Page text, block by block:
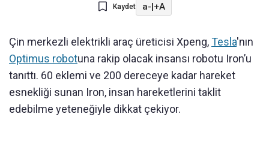
Kaydet a-|+A
Çin merkezli elektrikli araç üreticisi Xpeng,Tesla'nın
Optimus robotuna rakip olacak insansı robotu Iron’u
tanıttı. 60 eklemi ve 200 dereceye kadar hareket
esnekliği sunan Iron, insan hareketlerini taklit
edebilme yeteneğiyle dikkat çekiyor.